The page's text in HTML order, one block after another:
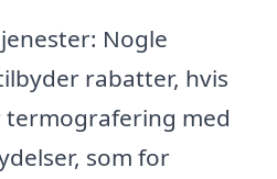
Nogle
rabatter, hvis
med
som for